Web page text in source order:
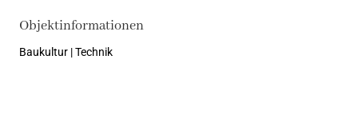
Objektinformationen
Baukultur | Technik